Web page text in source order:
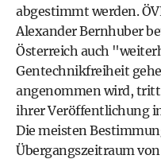
abgestimmt werden.
Alexander Bernhuber
Österreich auch
Gentechnikfreiheit
angenommen wird, tritt
ihrer Veröffentlichung
Die meisten
Übergangszeitraum